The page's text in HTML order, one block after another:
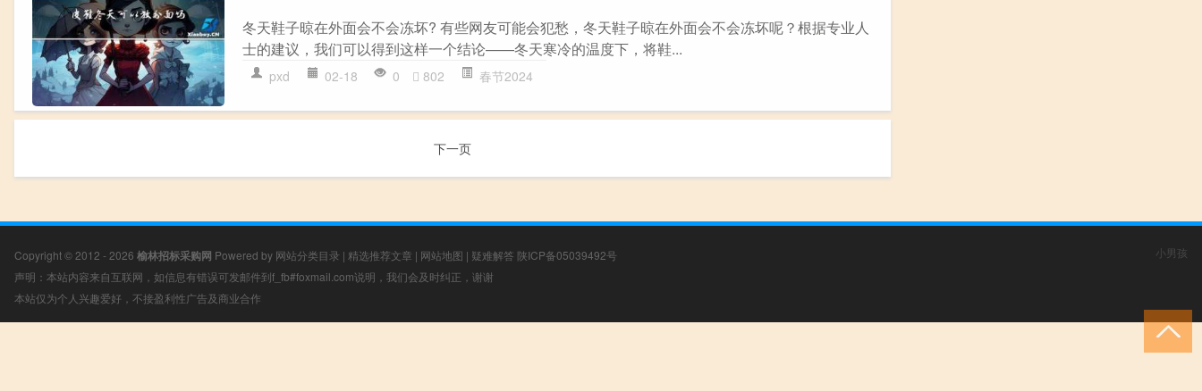
冬天鞋子晾在外面会不会冻坏? 有些网友可能会犯愁，冬天鞋子晾在外面会不会冻坏呢？根据专业人
士的建议，我们可以得到这样一个结论——冬天寒冷的温度下，将鞋...
pxd 02-18 0 802 春节2024
下一页
Copyright © 2012 - 2026 榆林招标采购网 Powered by 网站分类目录 | 精选推荐文章 | 网站地图 | 疑难解答 陕ICP备05039492号
声明：本站内容来自互联网，如信息有错误可发邮件到f_fb#foxmail.com说明，我们会及时纠正，谢谢
本站仅为个人兴趣爱好，不接盈利性广告及商业合作
小男孩